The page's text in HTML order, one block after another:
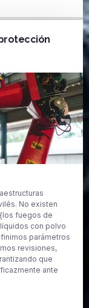
No existen
fuegos de
con polvo
parámetros
revisiones,
que
ante